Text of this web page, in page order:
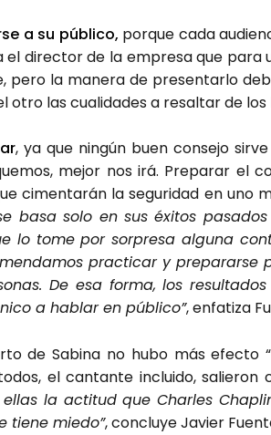
a su públi­co, por­que cada
direc­tor de la empre­sa que para
pero la mane­ra de pre­sen­tar­lo
otro las cua­li­da­des a resal­tar de los
, ya que nin­gún buen con­se­jo
mejor nos irá. Pre­pa­rar el
cimen­ta­rán la segu­ri­dad en uno
basa solo en sus éxi­tos
lo tome por sor­pre­sa algu­na
prac­ti­car y
De esa for­ma, los
a hablar en públi­co”, enfa­ti­za
de Sabi­na no hubo más efec­to
el can­tan­te inclui­do, salie­ron
la acti­tud que Char­les
tie­ne mie­do”, con­clu­ye Javier